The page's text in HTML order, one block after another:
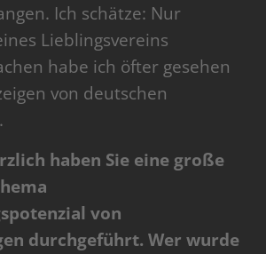
Ich schätze: Nur
Lieblingsvereins
habe ich öfter gesehen
von deutschen
haben Sie eine große
von
durchgeführt. Wer wurde